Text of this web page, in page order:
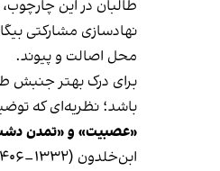
طالبان در این
نهادسازی مشارکتی
محل اصالت و پیوند.
باشد؛ نظریه‌ای که
«عصبیت» و «تمدن